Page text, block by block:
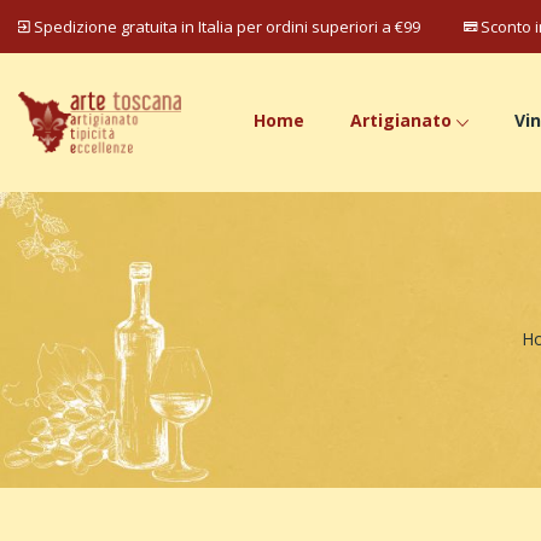
Spedizione gratuita in Italia per ordini superiori a €99 Sconto
Home Artigianato